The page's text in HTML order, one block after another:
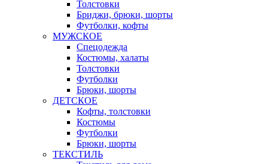
Толстовки
Бриджи, брюки, шорты
Футболки, кофты
МУЖСКОЕ
Спецодежда
Костюмы, халаты
Толстовки
Футболки
Брюки, шорты
ДЕТСКОЕ
Кофты, толстовки
Костюмы
Футболки
Брюки, шорты
ТЕКСТИЛЬ